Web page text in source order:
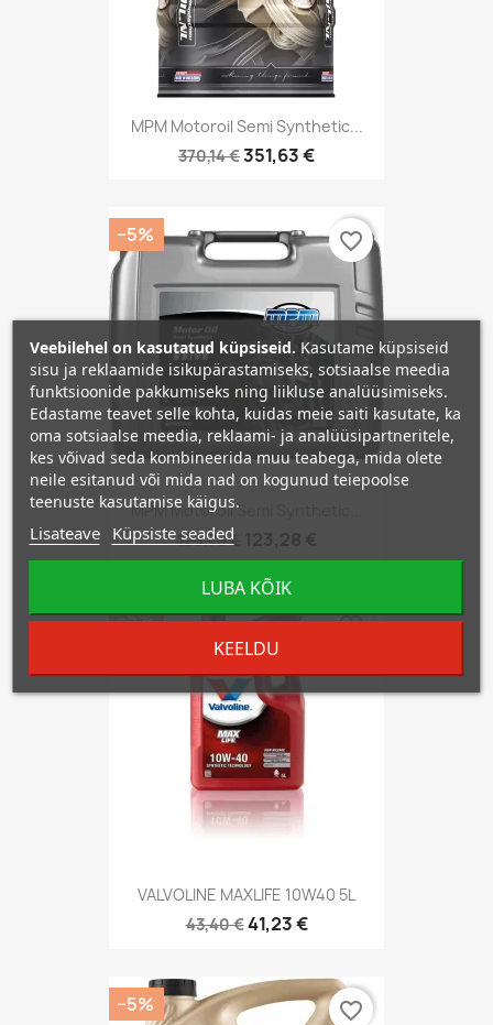
MPM Motoroil Semi Synthetic...
370,14 €351,63 €
MPM Motoroil Semi Synthetic...
129,76 €
−5% favorite_border
VALVOLINE MAXLIFE 10W40 5L
43,40 €41,23 €
−5% favorite_border
−5% favorite_border
Veebilehel on kasutatud küpsiseid. Kasutame küpsiseid
sisu ja reklaamide isikupärastamiseks, sotsiaalse meedia
funktsioonide pakkumiseks ning liikluse analüüsimiseks.
Edastame teavet selle kohta, kuidas meie saiti kasutate, ka
oma sotsiaalse meedia, reklaami- ja analüüsipartneritele,
kes võivad seda kombineerida muu teabega, mida olete
neile esitanud või mida nad on kogunud teiepoolse
teenuste kasutamise käigus.
Lisateave Küpsiste seaded
KEELDU
LUBA KÕIK